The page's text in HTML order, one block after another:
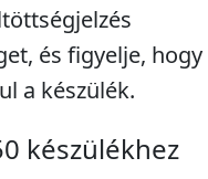
és figyelje, hogy
a készülék.
készülékhez